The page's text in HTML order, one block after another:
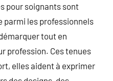
pour soignants sont
parmi les professionnels
tout en
profession. Ces tenues
elles aident à exprimer